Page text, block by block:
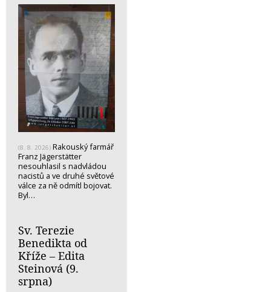
(8. 8. 2026) Rakouský farmář
Franz Jägerstätter
nesouhlasil s nadvládou
nacistů a ve druhé světové
válce za ně odmítl bojovat.
Byl…
Sv. Terezie
Benedikta od
Kříže – Edita
Steinová (9.
srpna)